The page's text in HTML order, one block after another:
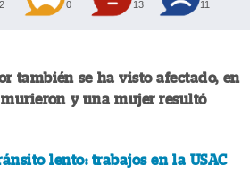
2 0 13 11
también se ha visto afectado, en
y una mujer resultó
lento: trabajos en la USAC